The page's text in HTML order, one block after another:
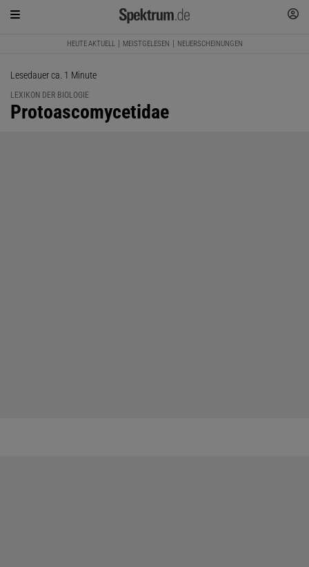
HEUTE AKTUELL MEISTGELESEN NEUERSCHEINUNGEN
Lesedauer ca. 1 Minute
LEXIKON DER BIOLOGIE
:
Protoascomycetidae